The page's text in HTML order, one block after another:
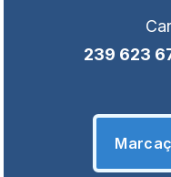
239 623